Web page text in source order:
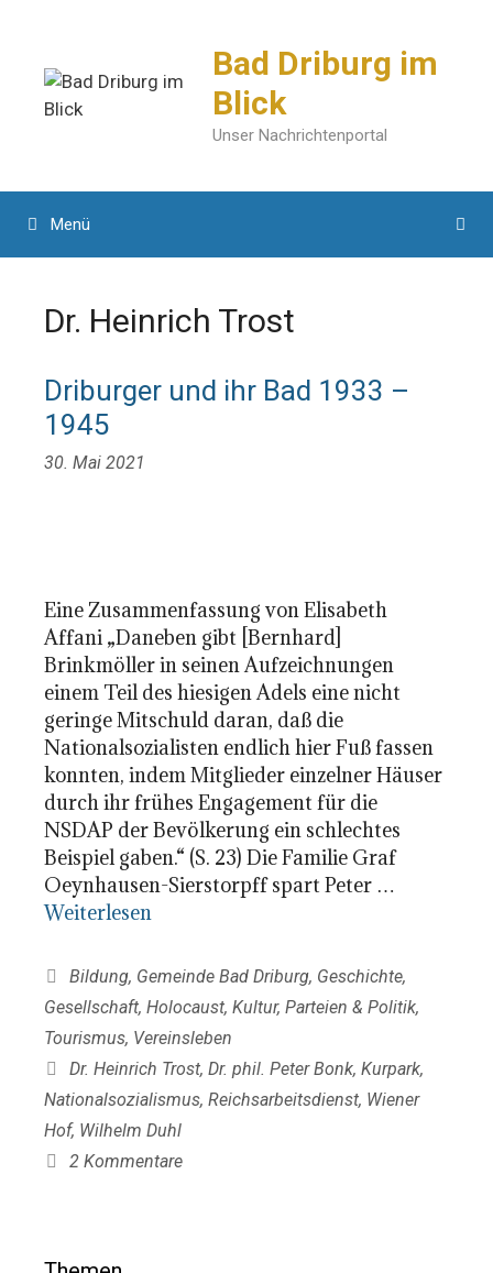
springen
Bad Driburg im
Blick
Unser Nachrichtenportal
Menü
Dr. Heinrich Trost
Driburger und ihr Bad 1933 –
1945
30. Mai 2021
Eine Zusammenfassung von Elisabeth
Affani „Daneben gibt [Bernhard]
Brinkmöller in seinen Aufzeichnungen
einem Teil des hiesigen Adels eine nicht
geringe Mitschuld daran, daß die
Nationalsozialisten endlich hier Fuß fassen
konnten, indem Mitglieder einzelner Häuser
durch ihr frühes Engagement für die
NSDAP der Bevölkerung ein schlechtes
Beispiel gaben.“ (S. 23) Die Familie Graf
Oeynhausen-Sierstorpff spart Peter …
Weiterlesen
Kategorien
Bildung, Gemeinde Bad Driburg, Geschichte,
Gesellschaft, Holocaust, Kultur, Parteien & Politik,
Tourismus, Vereinsleben
Schlagwörter
Dr. Heinrich Trost, Dr. phil. Peter Bonk, Kurpark,
Nationalsozialismus, Reichsarbeitsdienst, Wiener
Hof, Wilhelm Duhl
2 Kommentare